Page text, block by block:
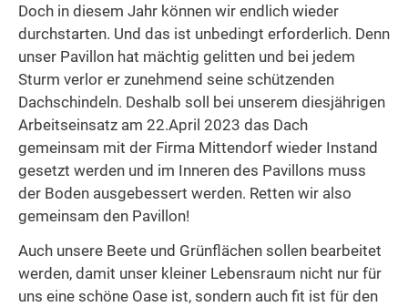
Doch in diesem Jahr können wir endlich wieder
durchstarten. Und das ist unbedingt erforderlich. Denn
unser Pavillon hat mächtig gelitten und bei jedem
Sturm verlor er zunehmend seine schützenden
Dachschindeln. Deshalb soll bei unserem diesjährigen
Arbeitseinsatz am 22.April 2023 das Dach
gemeinsam mit der Firma Mittendorf wieder Instand
gesetzt werden und im Inneren des Pavillons muss
der Boden ausgebessert werden. Retten wir also
gemeinsam den Pavillon!
Auch unsere Beete und Grünflächen sollen bearbeitet
werden, damit unser kleiner Lebensraum nicht nur für
uns eine schöne Oase ist, sondern auch fit ist für den